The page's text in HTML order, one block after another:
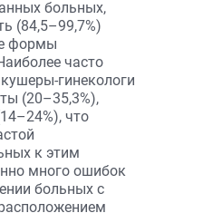
больных,
(84,5–99,7%)
формы
часто
гинекологи
(20–35,3%),
что
к этим
много ошибок
больных с